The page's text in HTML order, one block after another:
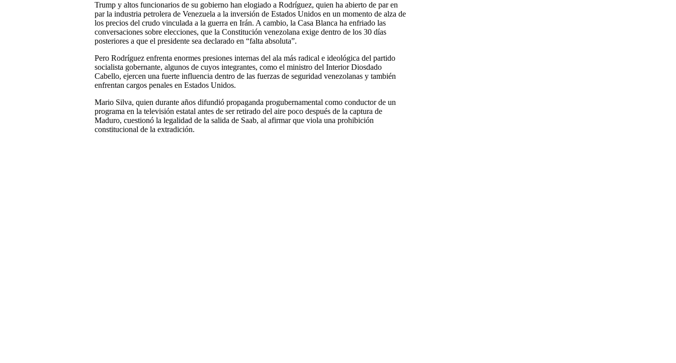
Trump y altos funcionarios de su gobierno han elogiado a Rodríguez, quien ha abierto de par en
par la industria petrolera de Venezuela a la inversión de Estados Unidos en un momento de alza de
los precios del crudo vinculada a la guerra en Irán. A cambio, la Casa Blanca ha enfriado las
conversaciones sobre elecciones, que la Constitución venezolana exige dentro de los 30 días
posteriores a que el presidente sea declarado en “falta absoluta”.
Pero Rodríguez enfrenta enormes presiones internas del ala más radical e ideológica del partido
socialista gobernante, algunos de cuyos integrantes, como el ministro del Interior Diosdado
Cabello, ejercen una fuerte influencia dentro de las fuerzas de seguridad venezolanas y también
enfrentan cargos penales en Estados Unidos.
Mario Silva, quien durante años difundió propaganda progubernamental como conductor de un
programa en la televisión estatal antes de ser retirado del aire poco después de la captura de
Maduro, cuestionó la legalidad de la salida de Saab, al afirmar que viola una prohibición
constitucional de la extradición.